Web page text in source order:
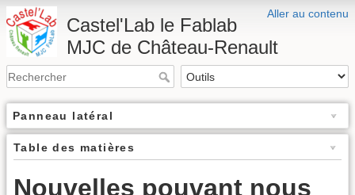
Aller au contenu
Castel'Lab le Fablab
MJC de Château-Renault
Panneau latéral
Table des matières
Nouvelles pouvant nous